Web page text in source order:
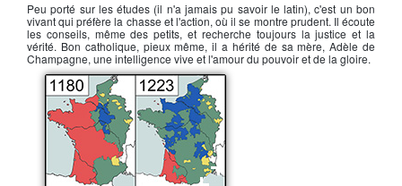
Peu porté sur les études (il n'a jamais pu savoir le latin), c'est un bon
vivant qui préfère la chasse et l'action, où il se montre prudent. Il écoute
les conseils, même des petits, et recherche toujours la justice et la
vérité. Bon catholique, pieux même, il a hérité de sa mère, Adèle de
Champagne, une intelligence vive et l'amour du pouvoir et de la gloire.